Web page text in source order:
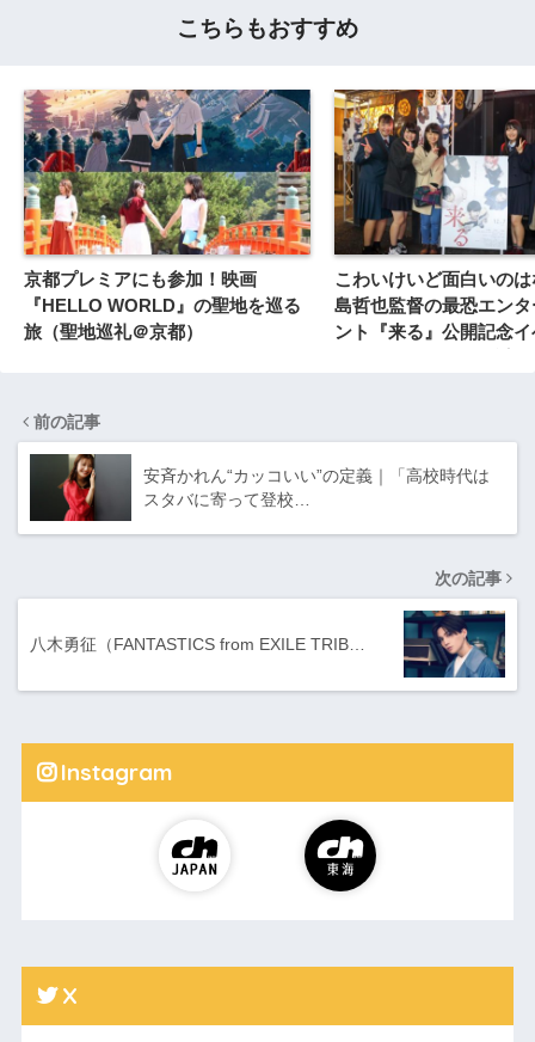
こちらもおすすめ
京都プレミアにも参加！映画
『HELLO WORLD』の聖地を巡る
旅（聖地巡礼＠京都）
こわいけいど面白いの
島哲也監督の最恐エン
ント『来る』公開記念
前の記事
安斉かれん“カッコいい”の定義｜「高校時代は
スタバに寄って登校…
次の記事
八木勇征（FANTASTICS from EXILE TRIB…
Instagram
X